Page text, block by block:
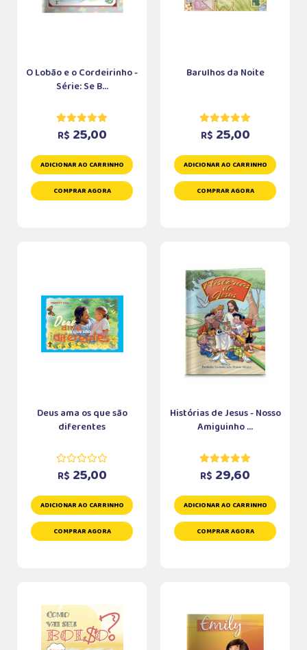
O Lobão e o Cordeirinho -
Série: Se B...
R$ 25,00
ADICIONAR AO CARRINHO
COMPRAR AGORA
Barulhos da Noite
R$ 25,00
ADICIONAR AO CARRINHO
COMPRAR AGORA
Deus ama os que são
diferentes
R$ 25,00
ADICIONAR AO CARRINHO
COMPRAR AGORA
Histórias de Jesus - Nosso
Amiguinho ...
R$ 29,60
ADICIONAR AO CARRINHO
COMPRAR AGORA